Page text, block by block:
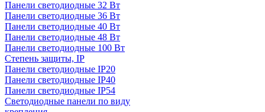
Панели светодиодные 32 Вт
Панели светодиодные 36 Вт
Панели светодиодные 40 Вт
Панели светодиодные 48 Вт
Панели светодиодные 100 Вт
Степень защиты, IP
Панели светодиодные IP20
Панели светодиодные IP40
Панели светодиодные IP54
Светодиодные панели по виду